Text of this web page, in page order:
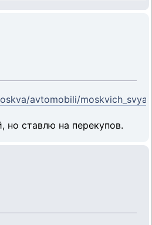
avtomobili/
но ставлю на перекупов.